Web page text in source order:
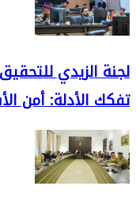
لجنة الزيدي
تفكك الأدلة: أمن